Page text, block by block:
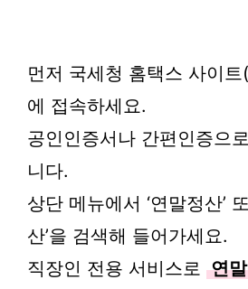
먼저 국세청 홈택스 사이
에 접속하세요.
공인인증서나 간편인증으
니다.
상단 메뉴에서 ‘연말정산’
산’을 검색해 들어가세요.
직장인 전용 서비스로 연